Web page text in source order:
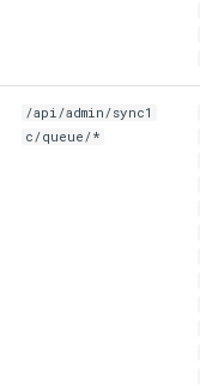
/api/admin/sync1
c/queue/*